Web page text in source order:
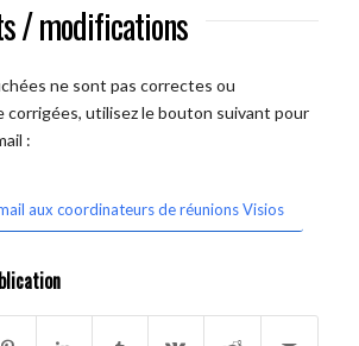
/ modifications
ne sont pas correctes ou
utilisez le bouton suivant pour
:
aux coordinateurs de réunions Visios